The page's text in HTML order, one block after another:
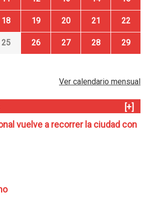
18 19 20 21 22
25 26 27 28 29
Ver calendario mensual
[+]
vuelve a recorrer la ciudad con